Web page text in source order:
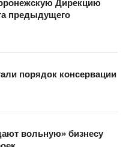
Дирекцию
предыдущего
порядок консервации
вольную» бизнесу